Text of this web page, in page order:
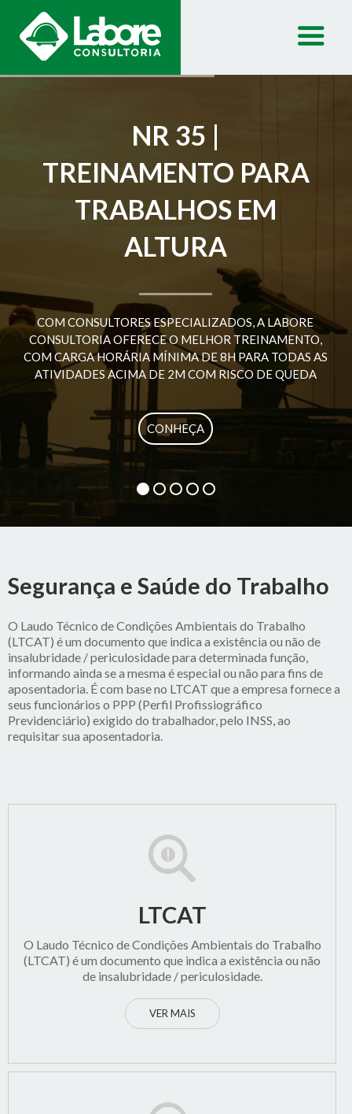
NR 35 |
TREINAMENTO PARA
TRABALHOS EM
ALTURA
COM CONSULTORES ESPECIALIZADOS, A LABORE
CONSULTORIA OFERECE O MELHOR TREINAMENTO,
COM CARGA HORÁRIA MÍNIMA DE 8H PARA TODAS AS
ATIVIDADES ACIMA DE 2M COM RISCO DE QUEDA
CONHEÇA
Segurança e Saúde do Trabalho
O Laudo Técnico de Condições Ambientais do Trabalho
(LTCAT) é um documento que indica a existência ou não de
insalubridade / periculosidade para determinada função,
informando ainda se a mesma é especial ou não para fins de
aposentadoria. É com base no LTCAT que a empresa fornece a
seus funcionários o PPP (Perfil Profissiográfico
Previdenciário) exigido do trabalhador, pelo INSS, ao
requisitar sua aposentadoria.
LTCAT
O Laudo Técnico de Condições Ambientais do Trabalho
(LTCAT) é um documento que indica a existência ou não
de insalubridade / periculosidade.
VER MAIS